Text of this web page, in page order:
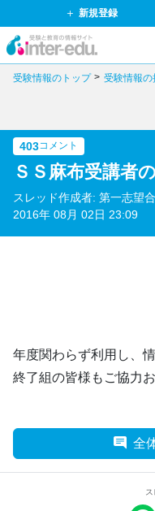
新規登録
受験情報のトップ 受験情報の
403コメント
ＳＳ麻布受講者
スレッド作成者: 第一志望
2016年 08月 02日 23:09
年度関わらず利用し、
終了組の皆様もご協力
全